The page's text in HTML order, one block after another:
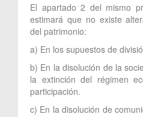
El apartado 2 del mismo
estimará que no existe
del patrimonio:
a) En los supuestos de
b) En la disolución de la
la extinción del régimen
participación.
c) En la disolución de